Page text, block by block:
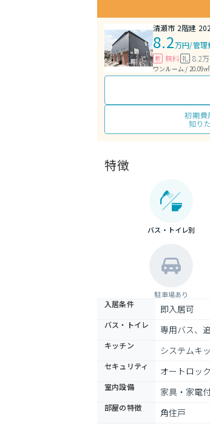
清瀬市 2階建
8.2万円/管
敷 無料 礼 8.2
ワンルーム / 20.09
初期費
知り
特徴
バス・トイレ別
駐車場あり
入居条件 即入居可
バス・トイレ 専用バス、
キッチン システムキ
セキュリティ オートロック
室内設備 家具・家電
部屋の特徴 角住戸